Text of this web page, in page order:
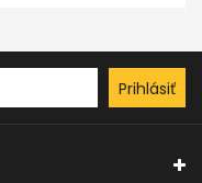
Prihlásiť